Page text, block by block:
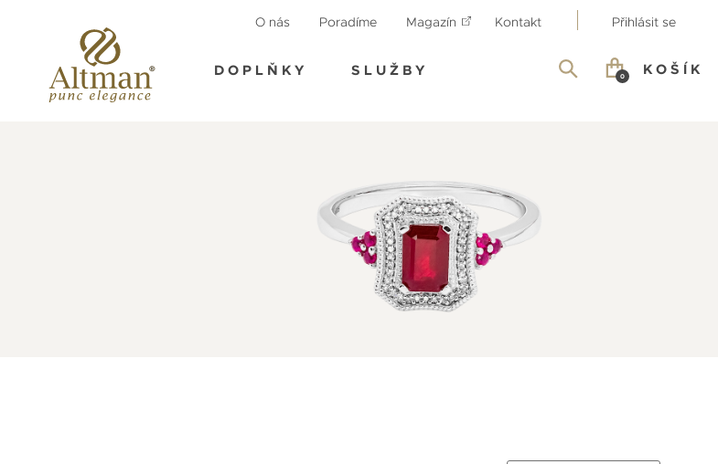
O nás Poradíme Magazín Kontakt Přihlásit se
DOPLŇKY SLUŽBY KOŠÍK
0